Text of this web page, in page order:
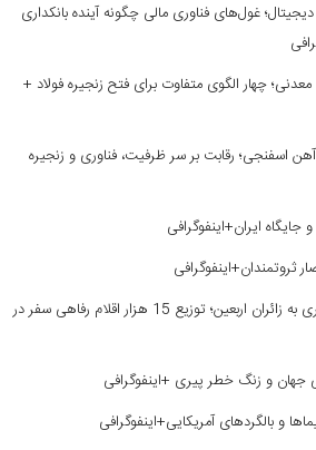
دیجیتال؛ غول‌های فناوری مالی چگونه آینده بانکداری
چهار الگوی متفاوت برای فتح زنجیره فولاد +
اسفنجی؛ رقابت بر سر ظرفیت، فناوری و زنجیره
ایران+اینفوگرافی
ثروتمندان+اینفوگرافی
خدمت‌رسانی بانک گردشگری به زائران اربعین؛ توزیع 15 هزار اقلام رفاهی سفر در
جهان و زنگ خطر پیری +اینفوگرافی
و بالگردهای آمریکایی+اینفوگرافی